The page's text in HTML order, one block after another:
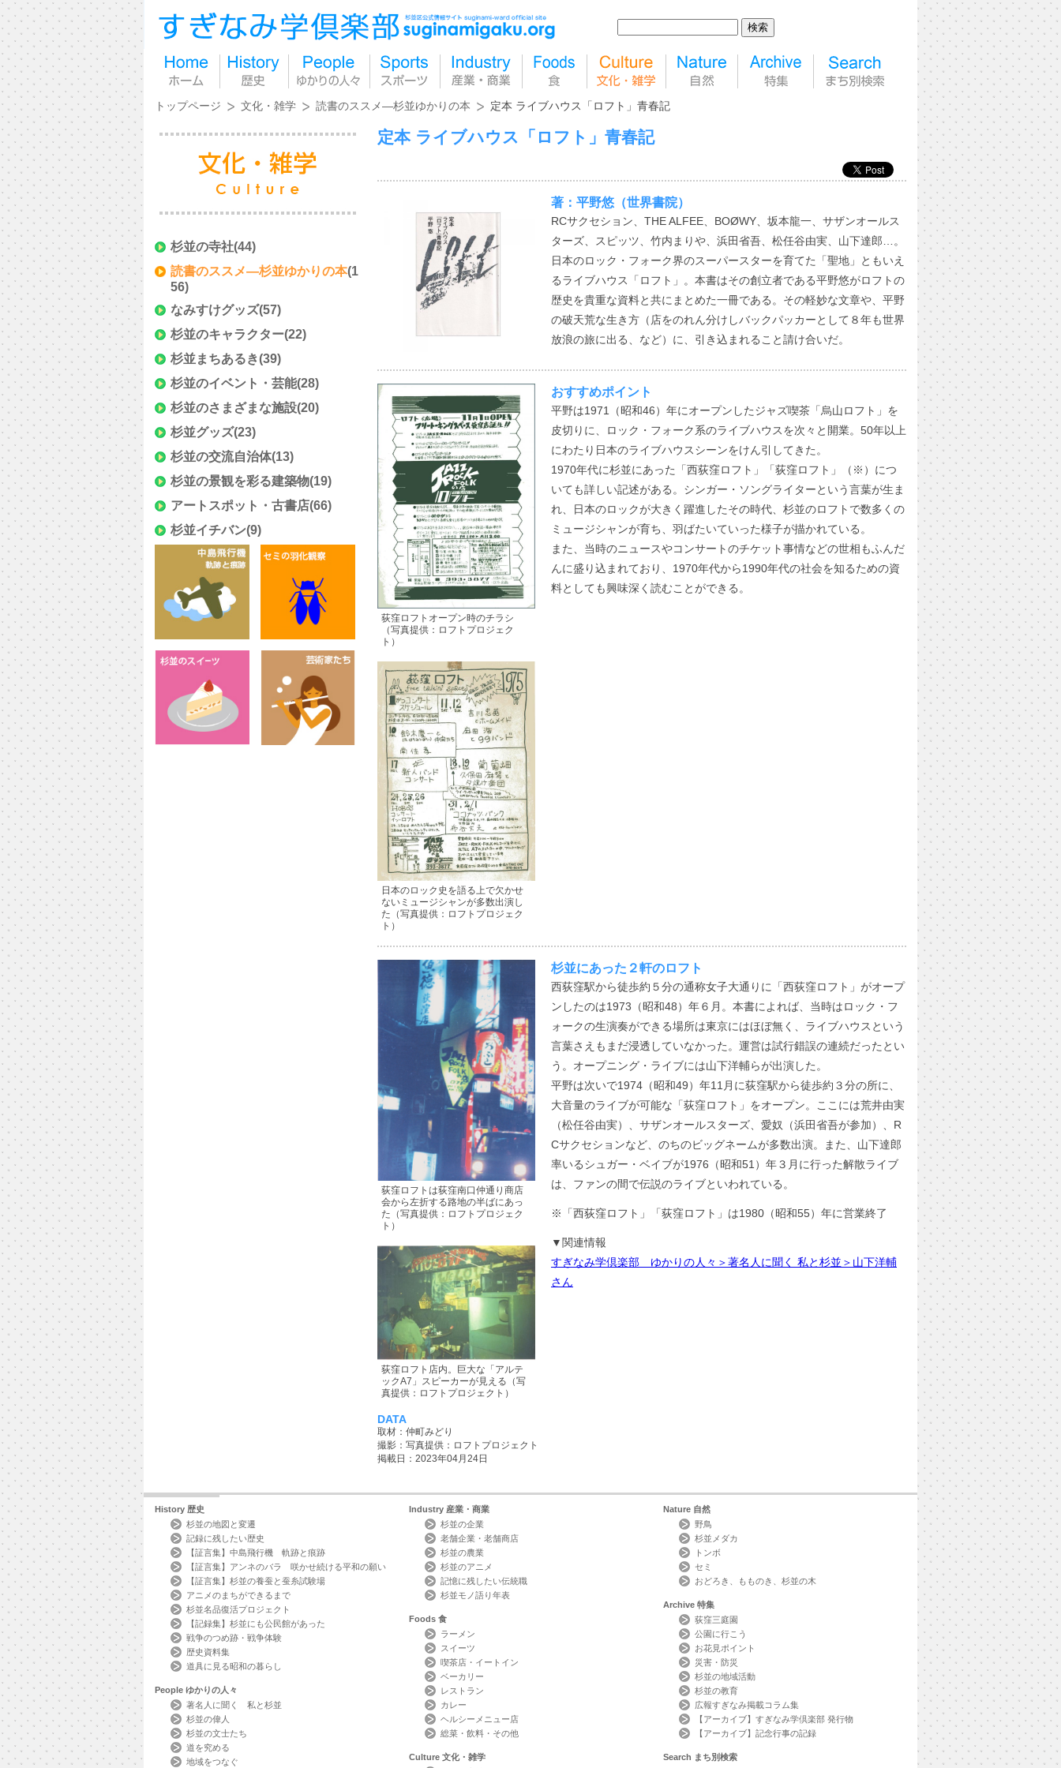
トップページ 文化・雑学 読書のススメ―杉並ゆかりの本 定本 ライブハウス「ロフト」青春記
杉並の寺社(44)
読書のススメ―杉並ゆかりの本(1
56)
なみすけグッズ(57)
杉並のキャラクター(22)
杉並まちあるき(39)
杉並のイベント・芸能(28)
杉並のさまざまな施設(20)
杉並グッズ(23)
杉並の交流自治体(13)
杉並の景観を彩る建築物(19)
アートスポット・古書店(66)
杉並イチバン(9)
定本 ライブハウス「ロフト」青春記
著：平野悠（世界書院）
RCサクセション、THE ALFEE、BOØWY、坂本龍一、サザンオールス
ターズ、スピッツ、竹内まりや、浜田省吾、松任谷由実、山下達郎…。
日本のロック・フォーク界のスーパースターを育てた「聖地」ともいえ
るライブハウス「ロフト」。本書はその創立者である平野悠がロフトの
歴史を貴重な資料と共にまとめた一冊である。その軽妙な文章や、平野
の破天荒な生き方（店をのれん分けしバックパッカーとして８年も世界
放浪の旅に出る、など）に、引き込まれること請け合いだ。
おすすめポイント
平野は1971（昭和46）年にオープンしたジャズ喫茶「烏山ロフト」を
皮切りに、ロック・フォーク系のライブハウスを次々と開業。50年以上
にわたり日本のライブハウスシーンをけん引してきた。
1970年代に杉並にあった「西荻窪ロフト」「荻窪ロフト」（※）につ
いても詳しい記述がある。シンガー・ソングライターという言葉が生ま
れ、日本のロックが大きく躍進したその時代、杉並のロフトで数多くの
ミュージシャンが育ち、羽ばたいていった様子が描かれている。
また、当時のニュースやコンサートのチケット事情などの世相もふんだ
んに盛り込まれており、1970年代から1990年代の社会を知るための資
料としても興味深く読むことができる。
荻窪ロフトオープン時のチラシ
（写真提供：ロフトプロジェク
ト）
日本のロック史を語る上で欠かせ
ないミュージシャンが多数出演し
た（写真提供：ロフトプロジェク
ト）
杉並にあった２軒のロフト
西荻窪駅から徒歩約５分の通称女子大通りに「西荻窪ロフト」がオープ
ンしたのは1973（昭和48）年６月。本書によれば、当時はロック・フ
ォークの生演奏ができる場所は東京にはほぼ無く、ライブハウスという
言葉さえもまだ浸透していなかった。運営は試行錯誤の連続だったとい
う。オープニング・ライブには山下洋輔らが出演した。
平野は次いで1974（昭和49）年11月に荻窪駅から徒歩約３分の所に、
大音量のライブが可能な「荻窪ロフト」をオープン。ここには荒井由実
（松任谷由実）、サザンオールスターズ、愛奴（浜田省吾が参加）、R
Cサクセションなど、のちのビッグネームが多数出演。また、山下達郎
率いるシュガー・ベイブが1976（昭和51）年３月に行った解散ライブ
は、ファンの間で伝説のライブといわれている。
※「西荻窪ロフト」「荻窪ロフト」は1980（昭和55）年に営業終了
▼関連情報
すぎなみ学倶楽部 ゆかりの人々＞著名人に聞く 私と杉並＞山下洋輔
さん
荻窪ロフトは荻窪南口仲通り商店
会から左折する路地の半ばにあっ
た（写真提供：ロフトプロジェク
ト）
荻窪ロフト店内。巨大な「アルテ
ックA7」スピーカーが見える（写
真提供：ロフトプロジェクト）
DATA
取材：仲町みどり
撮影：写真提供：ロフトプロジェクト
掲載日：2023年04月24日
History 歴史
杉並の地図と変遷
記録に残したい歴史
【証言集】中島飛行機 軌跡と痕跡
【証言集】アンネのバラ 咲かせ続ける平和の願い
【証言集】杉並の養蚕と蚕糸試験場
アニメのまちができるまで
杉並名品復活プロジェクト
【記録集】杉並にも公民館があった
戦争のつめ跡・戦争体験
歴史資料集
道具に見る昭和の暮らし
People ゆかりの人々
著名人に聞く 私と杉並
杉並の偉人
杉並の文士たち
道を究める
地域をつなぐ
Industry 産業・商業
杉並の企業
老舗企業・老舗商店
杉並の農業
杉並のアニメ
記憶に残したい伝統職
杉並モノ語り年表
Foods 食
ラーメン
スイーツ
喫茶店・イートイン
ベーカリー
レストラン
カレー
ヘルシーメニュー店
総菜・飲料・その他
Culture 文化・雑学
Nature 自然
野鳥
杉並メダカ
トンボ
セミ
おどろき、もものき、杉並の木
Archive 特集
荻窪三庭園
公園に行こう
お花見ポイント
災害・防災
杉並の地域活動
杉並の教育
広報すぎなみ掲載コラム集
【アーカイブ】すぎなみ学倶楽部 発行物
【アーカイブ】記念行事の記録
Search まち別検索